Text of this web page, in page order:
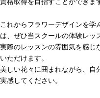
これからフラワーデザインを
は、ぜひ当スクールの体験レッ
実際のレッスンの雰囲気を感じ
いただけます。
美しい花々に囲まれながら、自
実感してください。